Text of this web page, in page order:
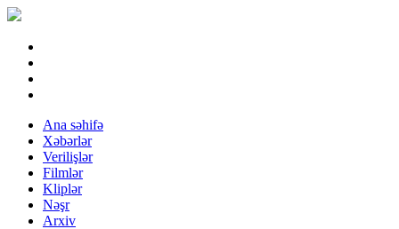
Ana səhifə
Xəbərlər
Verilişlər
Filmlər
Kliplər
Nəşr
Arxiv